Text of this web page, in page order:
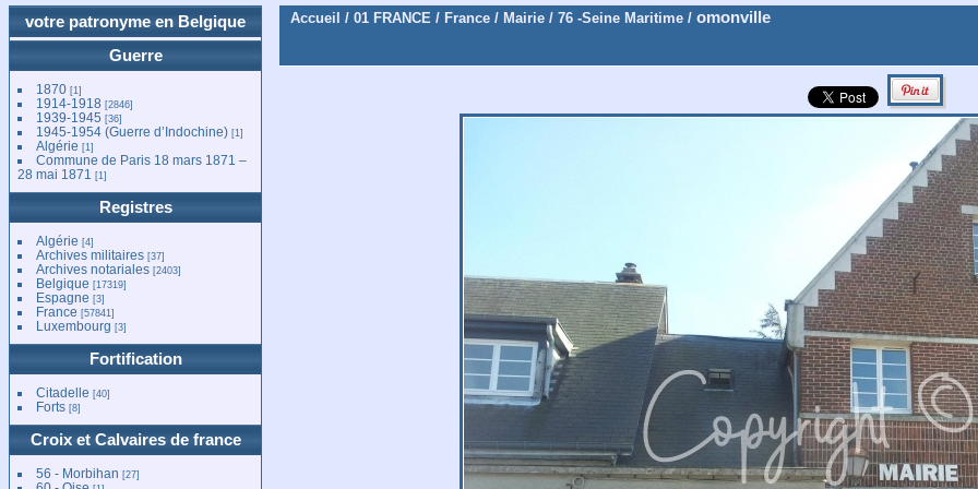
votre patronyme en Belgique
Guerre
1870 [1]
1914-1918 [2846]
1939-1945 [36]
1945-1954 (Guerre d’Indochine) [1]
Algérie [1]
Commune de Paris 18 mars 1871 –
28 mai 1871 [1]
Registres
Algérie [4]
Archives militaires [37]
Archives notariales [2403]
Belgique [17319]
Espagne [3]
France [57841]
Luxembourg [3]
Fortification
Citadelle [40]
Forts [8]
Croix et Calvaires de france
56 - Morbihan [27]
Accueil / 01 FRANCE / France / Mairie / 76 -Seine Maritime / omonville